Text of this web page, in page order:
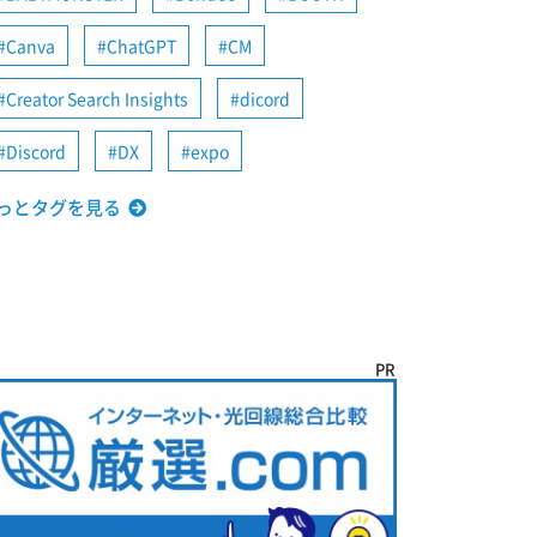
Canva ChatGPT CM
Creator Search Insights dicord
Discord DX expo
とタグを見る
PR